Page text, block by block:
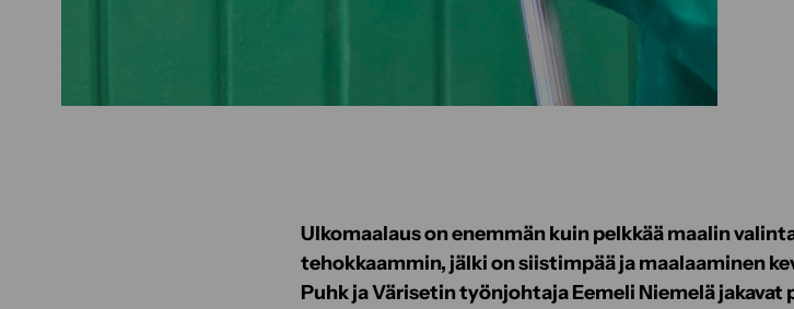
Ulkomaalaus on enemmän kuin pelkkää maalin
tehokkaammin, jälki on siistimpää ja maalaaminen
Puhk ja Värisetin työnjohtaja Eemeli Niemelä